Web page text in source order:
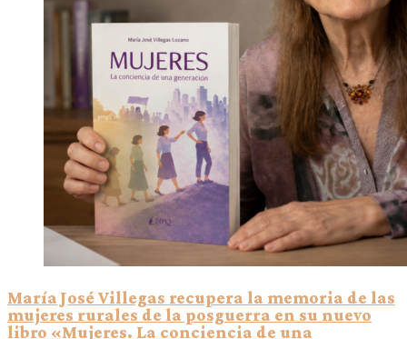
María José Villegas recupera la memoria de las
mujeres rurales de la posguerra en su nuevo
libro «Mujeres. La conciencia de una